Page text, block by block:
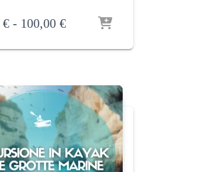
€ - 100,00 €Fascia
prezzo:
10,00 €
a
100,00 €